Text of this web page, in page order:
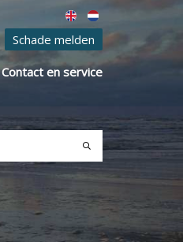
Schade melden
Contact en service